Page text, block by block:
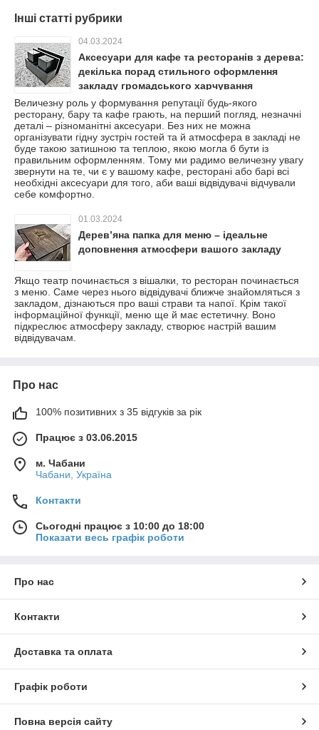
Інші статті рубрики
04.03.2024
Аксесуари для кафе та ресторанів з дерева:
декілька порад стильного оформлення
закладу громадського харчування
Величезну роль у формування репутації будь-якого
ресторану, бару та кафе грають, на перший погляд, незначні
деталі – різноманітні аксесуари. Без них не можна
організувати гідну зустріч гостей та й атмосфера в закладі не
буде такою затишною та теплою, якою могла б бути із
правильним оформленням. Тому ми радимо величезну увагу
звернути на те, чи є у вашому кафе, ресторані або барі всі
необхідні аксесуари для того, аби ваші відвідувачі відчували
себе комфортно.
01.03.2024
Деревʼяна папка для меню – ідеальне
доповнення атмосфери вашого закладу
Якщо театр починається з вішалки, то ресторан починається
з меню. Саме через нього відвідувачі ближче знайомляться з
закладом, дізнаються про ваші страви та напої. Крім такої
інформаційної функції, меню ще й має естетичну. Воно
підкреслює атмосферу закладу, створює настрій вашим
відвідувачам.
Про нас
100% позитивних з 35 відгуків за рік
Працює з 03.06.2015
м. Чабани
Чабани, Україна
Контакти
Сьогодні працює з 10:00 до 18:00
Показати весь графік роботи
Про нас
Контакти
Доставка та оплата
Графік роботи
Повна версія сайту